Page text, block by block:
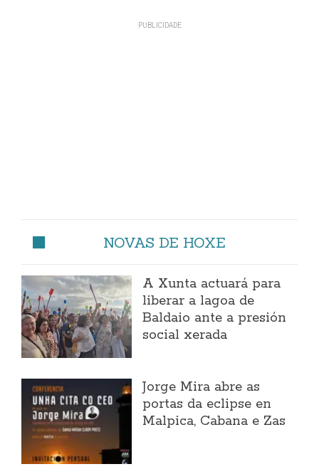
NOVAS DE HOXE
A Xunta actuará para
liberar a lagoa de
Baldaio ante a presión
social xerada
Jorge Mira abre as
portas da eclipse en
Malpica, Cabana e Zas